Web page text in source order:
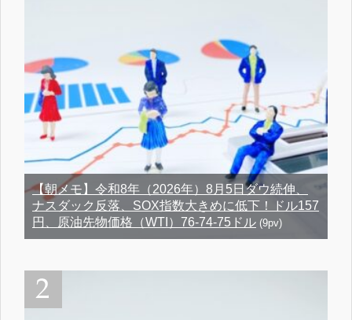
【朝メモ】令和8年（2026年）8月5日ダウ続伸、
ナスダック反落、SOX指数大きめに低下！ドル157
円、原油先物価格（WTI）76-74-75ドル (9pv)